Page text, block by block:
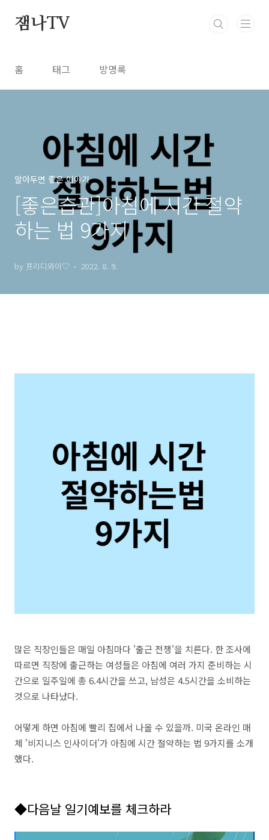
잼나TV
홈 태그 방명록
알아두면 좋은 이야기
[좋은습관]아침에 시간 절약
하는 법 9가지
by 프리디와이♡ 2022. 8. 9.
많은 직장인들은 매일 아침마다 '출근 전쟁'을 치른다. 한 조사에
따르면 직장에 출근하는 여성들은 아침에 여러 가지 준비하는 시
간으로 일주일에 총 6.4시간을 쓰고, 남성은 4.5시간을 소비하는
것으로 나타났다.
어떻게 하면 아침에 빨리 집에서 나올 수 있을까. 미국 온라인 매
체 '비지니스 인사이더'가 아침에 시간 절약하는 법 9가지를 소개
했다.
◆다음날 일기예보를 체크하라